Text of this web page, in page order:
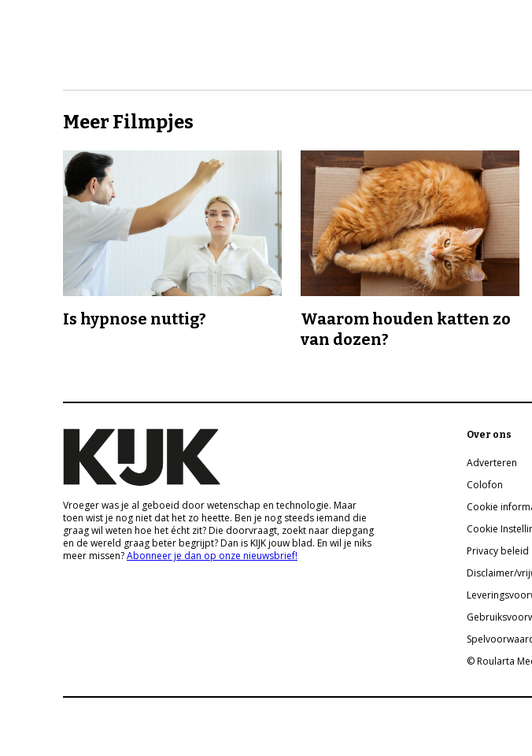
Meer Filmpjes
Is hypnose nuttig?
Waarom houden katten zo
van dozen?
Vroeger was je al geboeid door wetenschap en technologie. Maar
toen wist je nog niet dat het zo heette. Ben je nog steeds iemand die
graag wil weten hoe het écht zit? Die doorvraagt, zoekt naar diepgang
en de wereld graag beter begrijpt? Dan is KIJK jouw blad. En wil je niks
meer missen?Abonneer je dan op onze nieuwsbrief!
Over ons
Adverteren
Colofon
Cookie
Cookie
Privacy beleid
Disclaimer/
© Roularta